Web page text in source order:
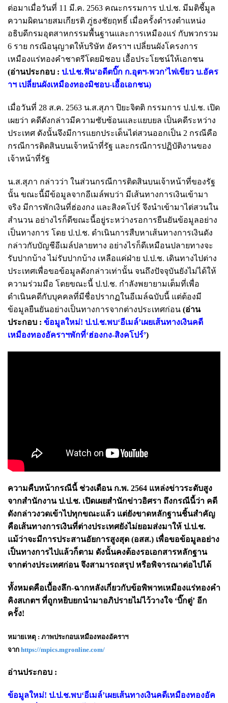
ต่อมาเมื่อวันที่ 11 มี.ค. 2563 คณะกรรมการ ป.ป.ช. มีมติชี้มูล
ความผิดนายสมเกียรติ ภู่ธงชัยฤทธิ์ เมื่อครั้งดำรงตำแหน่ง
อธิบดีกรมอุตสาหกรรมพื้นฐานและการเหมืองแร่ กับพวกรวม
6 ราย กรณีอนุญาตให้บริษัท อัคราฯ เปลี่ยนผังโครงการ
เหมืองแร่ทองคำชาตรีโดยมิชอบ เอื้อประโยชน์ให้เอกชน
(อ่านประกอบ : ป.ป.ช.ฟัน‘อดีตบิ๊ก ก.อุตฯ-พวก’ไฟเขียว บ.อัคร
าฯ เปลี่ยนผังเหมืองทองมิชอบ-เอื้อเอกชน)
เมื่อวันที่ 28 ส.ค. 2563 น.ส.สุภา ปิยะจิตติ กรรมการ ป.ป.ช. เปิด
เผยว่า คดีดังกล่าวมีความซับซ้อนและแยบยล เป็นคดีระหว่าง
ประเทศ ดังนั้นจึงมีการแยกประเด็นไต่สวนออกเป็น 2 กรณีคือ
กรณีการติดสินบนเจ้าหน้าที่รัฐ และกรณีการปฏิบัติงานของ
เจ้าหน้าที่รัฐ
น.ส.สุภา กล่าวว่า ในส่วนกรณีการติดสินบนเจ้าหน้าที่ของรัฐ
นั้น ขณะนี้มีข้อมูลจากอีเมล์พบว่า มีเส้นทางการเงินเข้ามา
จริง มีการพักเงินที่ฮ่องกง และสิงคโปร์ จึงนำเข้ามาไต่สวนใน
สำนวน อย่างไรก็ดีขณะนี้อยู่ระหว่างรอการยืนยันข้อมูลอย่าง
เป็นทางการ โดย ป.ป.ช. ดำเนินการสืบหาเส้นทางการเงินดัง
กล่าวกับบัญชีอีเมล์ปลายทาง อย่างไรก็ดีเหมือนปลายทางจะ
รับปากบ้าง ไม่รับปากบ้าง เหลือแค่ฝ่าย ป.ป.ช. เดินทางไปต่าง
ประเทศเพื่อขอข้อมูลดังกล่าวเท่านั้น จนถึงปัจจุบันยังไม่ได้ให้
ความร่วมมือ โดยขณะนี้ ป.ป.ช. กำลังพยายามเต็มที่เพื่อ
ดำเนินคดีกับบุคคลที่มีชื่อปรากฏในอีเมล์ฉบับนี้ แต่ต้องมี
ข้อมูลยืนยันอย่างเป็นทางการจากต่างประเทศก่อน (อ่าน
ประกอบ : ข้อมูลใหม่! ป.ป.ช.พบ‘อีเมล์’เผยเส้นทางเงินคดี
เหมืองทองอัคราฯพักที่‘ฮ่องกง-สิงคโปร์’)
ความคืบหน้ากรณีนี้ ช่วงเดือน ก.พ. 2564 แหล่งข่าวระดับสูง
จากสำนักงาน ป.ป.ช. เปิดเผยสำนักข่าวอิศรา ถึงกรณีนี้ว่า คดี
ดังกล่าวงวดเข้าไปทุกขณะแล้ว แต่ยังขาดหลักฐานชิ้นสำคัญ
คือเส้นทางการเงินที่ต่างประเทศยังไม่ยอมส่งมาให้ ป.ป.ช.
แม้ว่าจะมีการประสานอัยการสูงสุด (อสส.) เพื่อขอข้อมูลอย่าง
เป็นทางการไปแล้วก็ตาม ดังนั้นคงต้องรอเอกสารหลักฐาน
จากต่างประเทศก่อน จึงสามารถสรุป หรือพิจารณาต่อไปได้
ทั้งหมดคือเบื้องลึก-ฉากหลังเกี่ยวกับข้อพิพาทเหมืองแร่ทองคำ
คิงสเกตฯ ที่ถูกหยิบยกนำมาอภิปรายไม่ไว้วางใจ ‘บิ๊กตู่’ อีก
ครั้ง!
หมายเหตุ : ภาพประกอบเหมืองทองอัคราฯ
จาก https://mpics.mgronline.com/
อ่านประกอบ :
ข้อมูลใหม่! ป.ป.ช.พบ‘อีเมล์’เผยเส้นทางเงินคดีเหมืองทองอัค